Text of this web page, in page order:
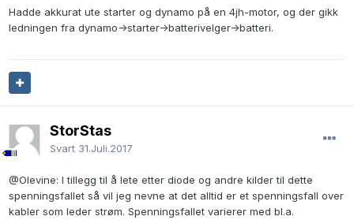
Hadde akkurat ute starter og dynamo på en 4jh-motor, og der gikk
ledningen fra dynamo->starter->batterivelger->batteri.
StorStas
Svart 31.Juli.2017
@Olevine: I tillegg til å lete etter diode og andre kilder til dette
spenningsfallet så vil jeg nevne at det alltid er et spenningsfall over
kabler som leder strøm. Spenningsfallet varierer med bl.a.